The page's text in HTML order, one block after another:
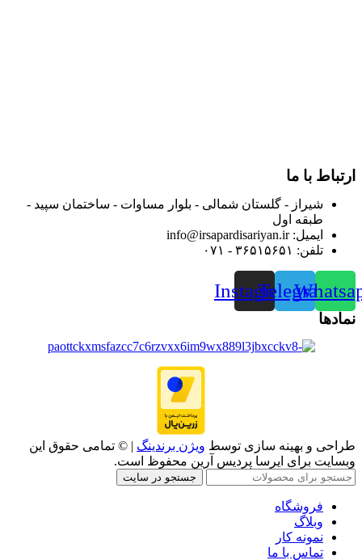
ارتباط با ما
شیراز - گلستان شمالی - بلوار مساوات - ساختمان سپید -
طبقه اول
ایمیل: info@irsapardisariyan.ir
تلفن: ۳۶۵۱۵۶۵۱ - ۰۷۱
Telegram
Instagram
نمادها
طراحی و بهینه سازی توسط ویژن برندینگ | © تمامی حقوق این
وبسایت برای ایرسا پردیس آرین محفوظ است.
جستجو در سایت
فروشگاه
وبلاگ
نمونه کار
تماس با ما